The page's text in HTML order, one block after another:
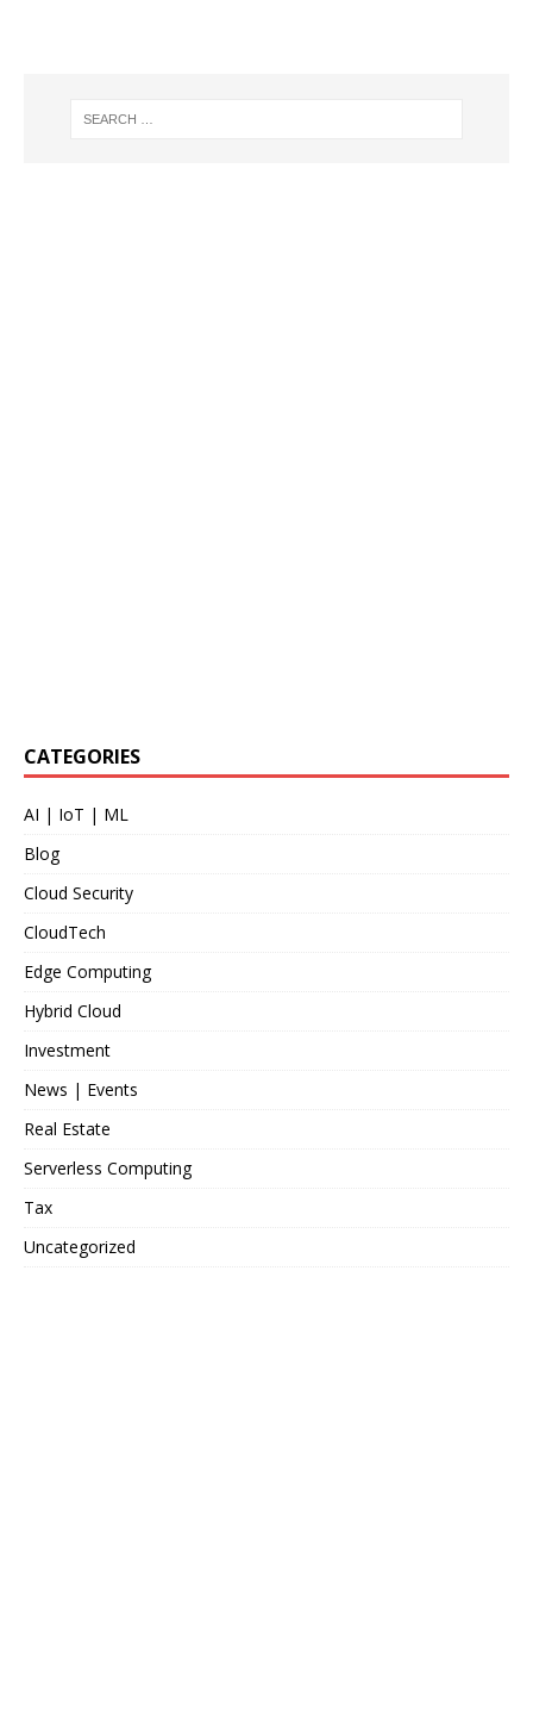
CATEGORIES
AI | IoT | ML
Blog
Cloud Security
CloudTech
Edge Computing
Hybrid Cloud
Investment
News | Events
Real Estate
Serverless Computing
Tax
Uncategorized